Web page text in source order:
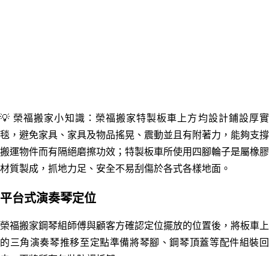
💡 榮福搬家小知識：榮福搬家特製板車上方均設計鋪設厚實
毯，避免家具、家具及物品搖晃、震動並且有附著力，能夠支撐
搬運物件而有隔絕磨擦功效；特製板車所使用四腳輪子是屬橡膠
材質製成，抓地力足、安全不易刮傷於各式各樣地面。
平台式演奏琴定位
榮福搬家鋼琴組師傅與顧客方確認定位擺放的位置後，將板車上
的三角演奏琴推移至定點準備將琴腳、鋼琴頂蓋等配件組裝回